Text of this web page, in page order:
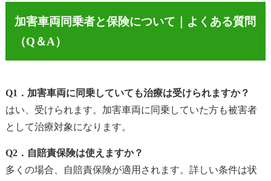
加害車両同乗者と保険について｜よくある質問
（Q＆A）
Q1．加害車両に同乗していても治療は受けられますか？
はい、受けられます。加害車両に同乗していた方も被害者
として治療対象になります。
Q2．自賠責保険は使えますか？
多くの場合、自賠責保険が適用されます。詳しい条件は状